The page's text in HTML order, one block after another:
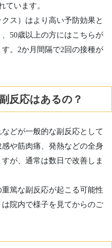
ています。
ス）はより高い予防効果と
50歳以上の方にはこちらが
。2か月間隔で2回の接種が
反応はあるの？
どが一般的な副反応として
や筋肉痛、発熱などの全身
が、通常は数日で改善しま
篤な副反応が起こる可能性
院内で様子を見てからのご